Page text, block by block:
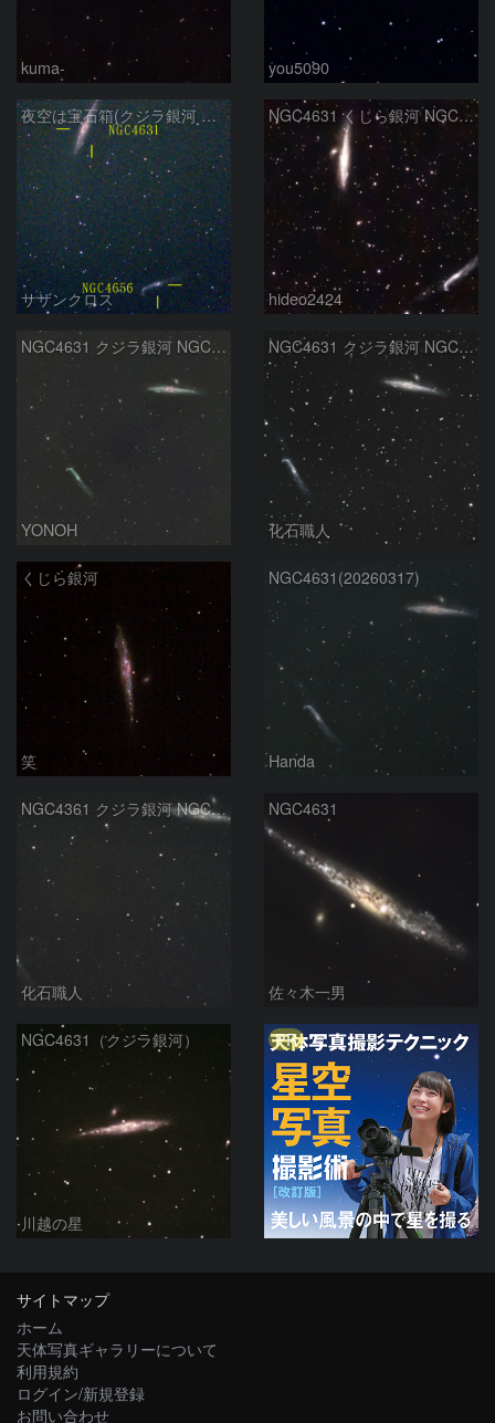
kuma- you5090
夜空は宝石箱(クジラ銀河 NGC4631) Seestar50
サザンクロス
NGC4631 くじら銀河 NGC4656
hideo2424
NGC4631 クジラ銀河 NGC4656 ホッケースティック銀河
YONOH
NGC4631 クジラ銀河 NGC4656 りょうけん座
化石職人
くじら銀河
笑
NGC4631(20260317)
Handa
NGC4361 クジラ銀河 NGC4656 りょうけん座
化石職人
NGC4631
佐々木一男
NGC4631（クジラ銀河）
川越の星
PR
サイトマップ
ホーム
天体写真ギャラリーについて
利用規約
ログイン/新規登録
お問い合わせ